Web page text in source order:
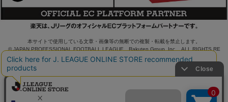
本サイトで使用している文章・画像等の無断での複製・転載を禁止します。
© JAPAN PROFESSIONAL FOOTBALL LEAGUE Rakuten Group, Inc. ALL RIGHTS RE
SERVED.